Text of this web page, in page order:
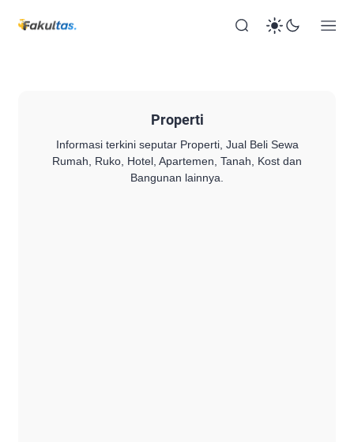
Properti
Informasi terkini seputar Properti, Jual Beli Sewa
Rumah, Ruko, Hotel, Apartemen, Tanah, Kost dan
Bangunan lainnya.